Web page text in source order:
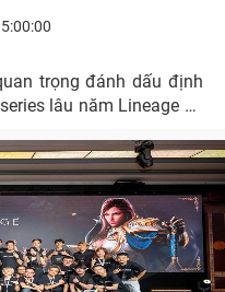
trọng đánh dấu định
lâu năm Lineage và